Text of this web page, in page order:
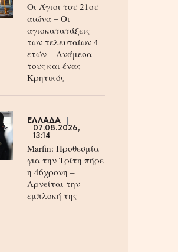
Οι Άγιοι του 21ου
αιώνα – Οι
αγιοκατατάξεις
των τελευταίων 4
ετών – Ανάμεσα
τους και ένας
Κρητικός
ΕΛΛΑΔΑ
07.08.2026,
13:14
Marfin: Προθεσμία
για την Τρίτη πήρε
η 46χρονη –
Aρνείται την
εμπλοκή της